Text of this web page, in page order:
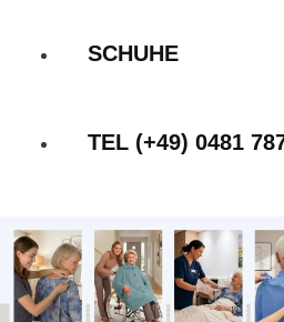
SCHUHE
TEL (+49) 0481